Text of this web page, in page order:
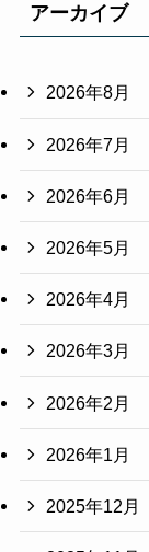
アーカイブ
2026年8月
2026年7月
2026年6月
2026年5月
2026年4月
2026年3月
2026年2月
2026年1月
2025年12月